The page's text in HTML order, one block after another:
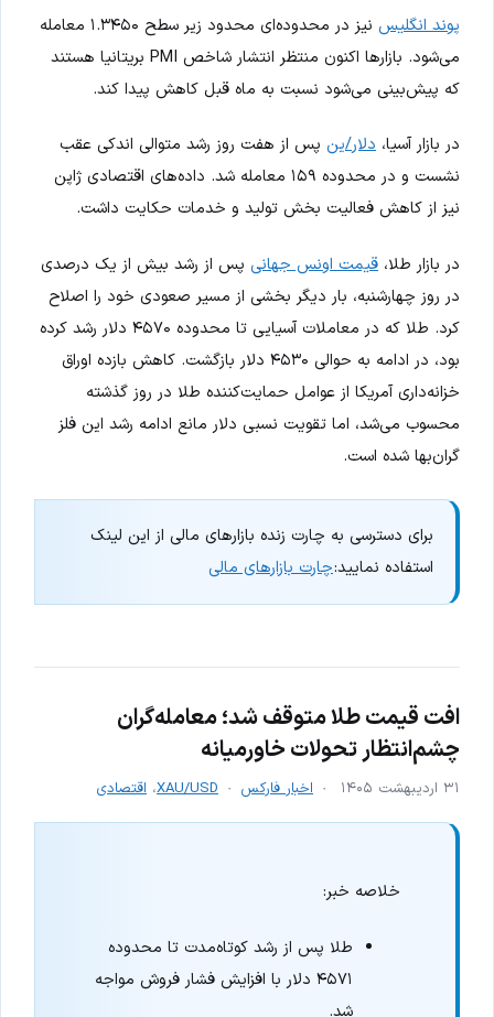
پوند انگلیس
نیز در محدوده‌ای محدود زیر سطح ۱.۳۴۵۰ معامله
می‌شود. بازارها اکنون منتظر انتشار شاخص PMI بریتانیا هستند
که پیش‌بینی می‌شود نسبت به ماه قبل کاهش پیدا کند.
در بازار آسیا، دلار/ین پس از هفت روز رشد متوالی اندکی عقب
نشست و در محدوده ۱۵۹ معامله شد. داده‌های اقتصادی ژاپن
نیز از کاهش فعالیت بخش تولید و خدمات حکایت داشت.
در بازار طلا، قیمت اونس جهانی پس از رشد بیش از یک درصدی
در روز چهارشنبه، بار دیگر بخشی از مسیر صعودی خود را اصلاح
کرد. طلا که در معاملات آسیایی تا محدوده ۴۵۷۰ دلار رشد کرده
بود، در ادامه به حوالی ۴۵۳۰ دلار بازگشت. کاهش بازده اوراق
خزانه‌داری آمریکا از عوامل حمایت‌کننده طلا در روز گذشته
محسوب می‌شد، اما تقویت نسبی دلار مانع ادامه رشد این فلز
گران‌بها شده است.
برای دسترسی به چارت زنده بازارهای مالی از این لینک
استفاده نمایید:چارت بازارهای مالی
افت قیمت طلا متوقف شد؛ معامله‌گران
چشم‌انتظار تحولات خاورمیانه
۳۱ اردیبهشت ۱۴۰۵ اخبار فارکس XAU/USD، اقتصادی
خلاصه خبر:
طلا پس از رشد کوتاه‌مدت تا محدوده
۴۵۷۱ دلار با افزایش فشار فروش مواجه
شد.